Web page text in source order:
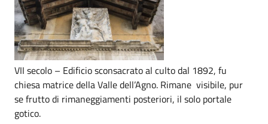
VII secolo – Edificio sconsacrato al culto dal 1892, fu
chiesa matrice della Valle dell’Agno. Rimane visibile, pur
se frutto di rimaneggiamenti posteriori, il solo portale
gotico.